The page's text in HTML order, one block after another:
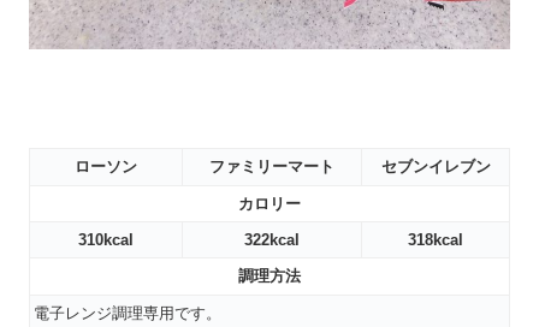
ローソン ファミリーマート セブンイレブン
カロリー
310kcal
322kcal
318kcal
調理方法
電子レンジ調理専用です。